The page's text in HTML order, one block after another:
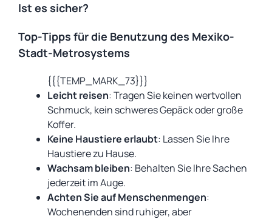
Ist es sicher?
Top-Tipps für die Benutzung des Mexiko-
Stadt-Metrosystems
{{{TEMP_MARK_73}}}
Leicht reisen: Tragen Sie keinen wertvollen
Schmuck, kein schweres Gepäck oder große
Koffer.
Keine Haustiere erlaubt: Lassen Sie Ihre
Haustiere zu Hause.
Wachsam bleiben: Behalten Sie Ihre Sachen
jederzeit im Auge.
Achten Sie auf Menschenmengen:
Wochenenden sind ruhiger, aber